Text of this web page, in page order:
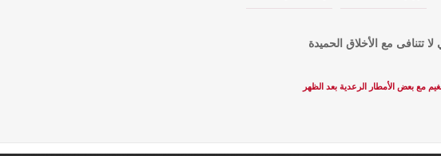
لا تتنافى مع الأخلاق الحميدة
مع بعض الأمطار الرعدية بعد الظهر